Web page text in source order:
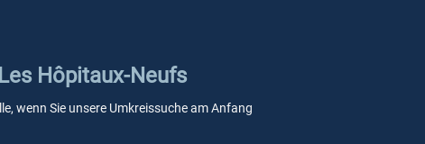
Hôpitaux-Neufs
wenn Sie unsere Umkreissuche am Anfang